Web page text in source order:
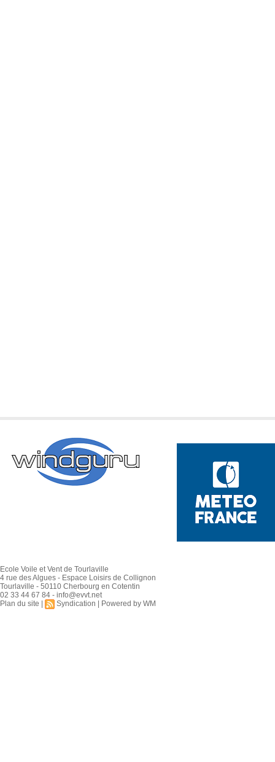
Ecole Voile et Vent de Tourlaville
4 rue des Algues - Espace Loisirs de Collignon
Tourlaville - 50110 Cherbourg en Cotentin
02 33 44 67 84 - info@evvt.net
Plan du site
Syndication Powered by WM